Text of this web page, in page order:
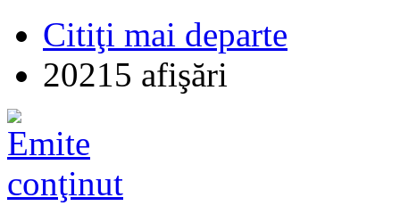
Citiţi mai departe
20215 afişări